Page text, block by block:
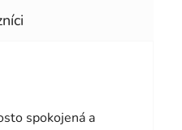
5 hvězdiček.
spokojená a